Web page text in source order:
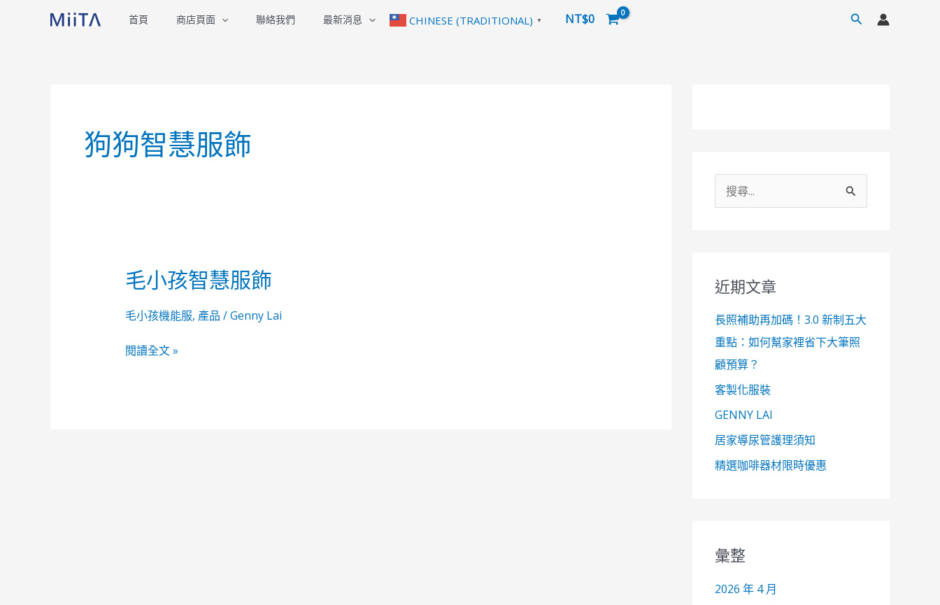
首頁 商店頁面 聯絡我們 最新消息 CHINESE (TRADITIONAL) ▼ NT$0
搜
狗狗智慧服飾
毛小孩智慧服飾
毛小孩機能服, 產品 /Genny Lai
毛
孩
慧
閱讀全文 »
字
近期文章
長照補助再加碼！3.0 新制五大
重點：如何幫家裡省下大筆照
顧預算？
客製化服裝
GENNY LAI
居家導尿管護理須知
精選咖啡器材限時優惠
彙整
2026 年 4 月